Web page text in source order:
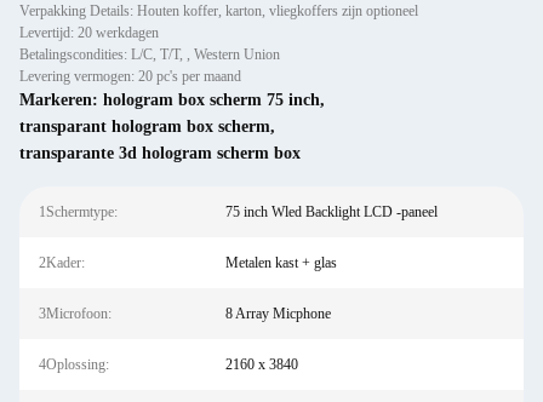
Verpakking Details: Houten koffer, karton, vliegkoffers zijn optioneel
Levertijd: 20 werkdagen
Betalingscondities: L/C, T/T, , Western Union
Levering vermogen: 20 pc's per maand
Markeren: hologram box scherm 75 inch,
transparant hologram box scherm,
transparante 3d hologram scherm box
1Schermtype: 75 inch Wled Backlight LCD -paneel
2Kader: Metalen kast + glas
3Microfoon: 8 Array Micphone
4Oplossing: 2160 x 3840